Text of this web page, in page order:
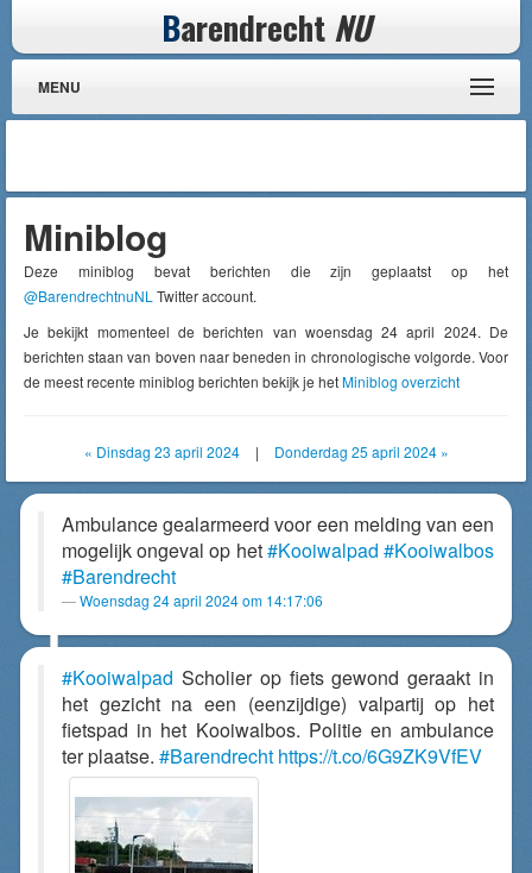
Barendrecht NU
MENU
Miniblog
Deze miniblog bevat berichten die zijn geplaatst op het
@BarendrechtnuNL Twitter account.
Je bekijkt momenteel de berichten van woensdag 24 april 2024. De
berichten staan van boven naar beneden in chronologische volgorde. Voor
de meest recente miniblog berichten bekijk je hetMiniblog overzicht
« Dinsdag 23 april 2024 | Donderdag 25 april 2024 »
Ambulance gealarmeerd voor een melding van een
mogelijk ongeval op het#Kooiwalpad #Kooiwalbos
#Barendrecht
Woensdag 24 april 2024 om 14:17:06
#Kooiwalpad Scholier op fiets gewond geraakt in
het gezicht na een (eenzijdige) valpartij op het
fietspad in het Kooiwalbos. Politie en ambulance
ter plaatse. #Barendrecht https://t.co/6G9ZK9VfEV